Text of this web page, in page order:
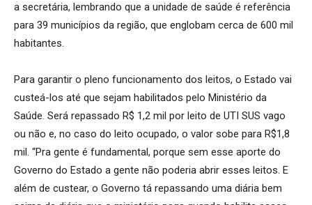
a secretária, lembrando que a unidade de saúde é referência
para 39 municípios da região, que englobam cerca de 600 mil
habitantes.
Para garantir o pleno funcionamento dos leitos, o Estado vai
custeá-los até que sejam habilitados pelo Ministério da
Saúde. Será repassado R$ 1,2 mil por leito de UTI SUS vago
ou não e, no caso do leito ocupado, o valor sobe para R$1,8
mil. “Pra gente é fundamental, porque sem esse aporte do
Governo do Estado a gente não poderia abrir esses leitos. E
além de custear, o Governo tá repassando uma diária bem